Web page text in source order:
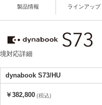
製品情報 ラインアップ
境対応詳細
dynabook S73/HU
￥382,800 (税込)